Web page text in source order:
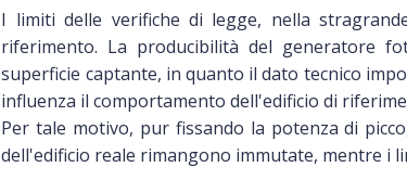
I limiti delle verifiche di legge, nella
riferimento. La producibilità del generatore
superficie captante, in quanto il dato tecnico
influenza il comportamento dell'edificio di
Per tale motivo, pur fissando la potenza di
dell'edificio reale rimangono immutate, mentre i